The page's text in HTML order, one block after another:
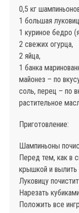
0,5 кг
1 большая
1 куриное бедро
2 свежих огурца,
2 яйца,
1 банка
майонез – по
соль, перец – по
растительное
Приготовление:
Шампиньоны
Перед тем, как в
крышкой и вылить
Луковицу
Нарезать
Положить все